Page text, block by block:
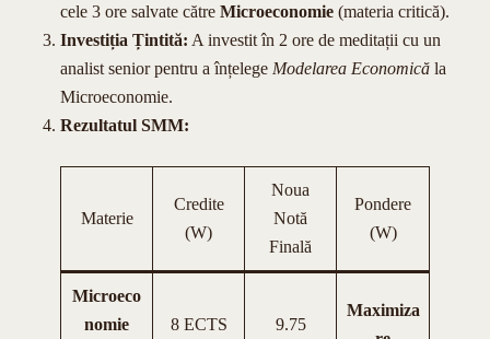
cele 3 ore salvate către Microeconomie (materia critică).
Investiția Țintită: A investit în 2 ore de meditații cu un
analist senior pentru a înțelege Modelarea Economică la
Microeconomie.
Rezultatul SMM:
Materie
Credite
(W)
Noua
Notă
Finală
Pondere
(W)
Microeco
nomie
8 ECTS 9.75
Maximiza